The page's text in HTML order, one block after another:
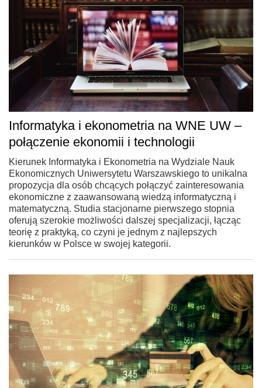
Informatyka i ekonometria na WNE UW –
połączenie ekonomii i technologii
Kierunek Informatyka i Ekonometria na Wydziale Nauk
Ekonomicznych Uniwersytetu Warszawskiego to unikalna
propozycja dla osób chcących połączyć zainteresowania
ekonomiczne z zaawansowaną wiedzą informatyczną i
matematyczną. Studia stacjonarne pierwszego stopnia
oferują szerokie możliwości dalszej specjalizacji, łącząc
teorię z praktyką, co czyni je jednym z najlepszych
kierunków w Polsce w swojej kategorii.